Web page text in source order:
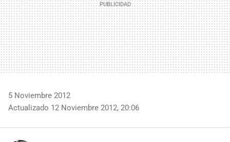
5 Noviembre 2012
Actualizado 12 Noviembre 2012, 20:06